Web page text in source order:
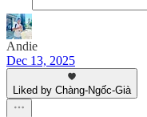
Andie
Dec 13, 2025
Liked by Chàng-Ngốc-Già